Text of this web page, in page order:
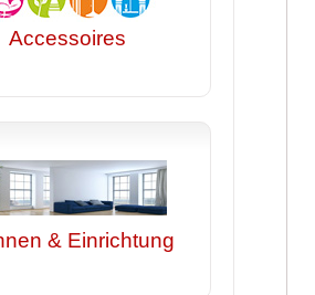
Accessoires
& Einrichtung